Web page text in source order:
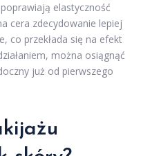
elastyczność
cera zdecydowanie lepiej
co przekłada się na efekt
można osiągnąć
już od pierwszego